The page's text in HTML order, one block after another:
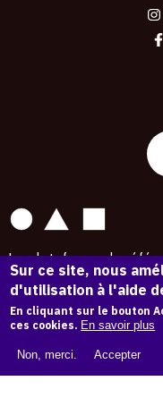
La plateforme de
conserver et
Des catalogues
d'expositions.
43 254 œuvres d'art —
Copyright © OAM 2026. Tous
Sur ce site, nous
d'utilisation à l'aide
En cliquant sur le bouton
ces cookies. En savoir plus
Non, merci. Accepter